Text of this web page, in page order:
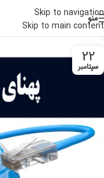
Skip to navigation
Skip to main content
منو
22
سپتامبر